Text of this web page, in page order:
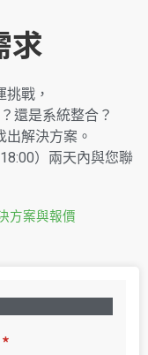
求
戰，
還是系統整合？
解決方案。
）兩天內與您聯
方案與報價